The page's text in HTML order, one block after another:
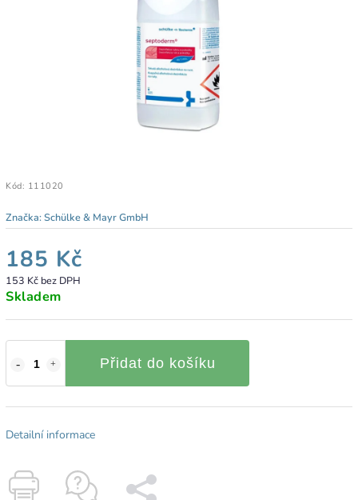
Kód: 111020
Značka:Schülke & Mayr GmbH
185 Kč
153 Kč bez DPH
Skladem
Přidat do košíku
Detailní informace